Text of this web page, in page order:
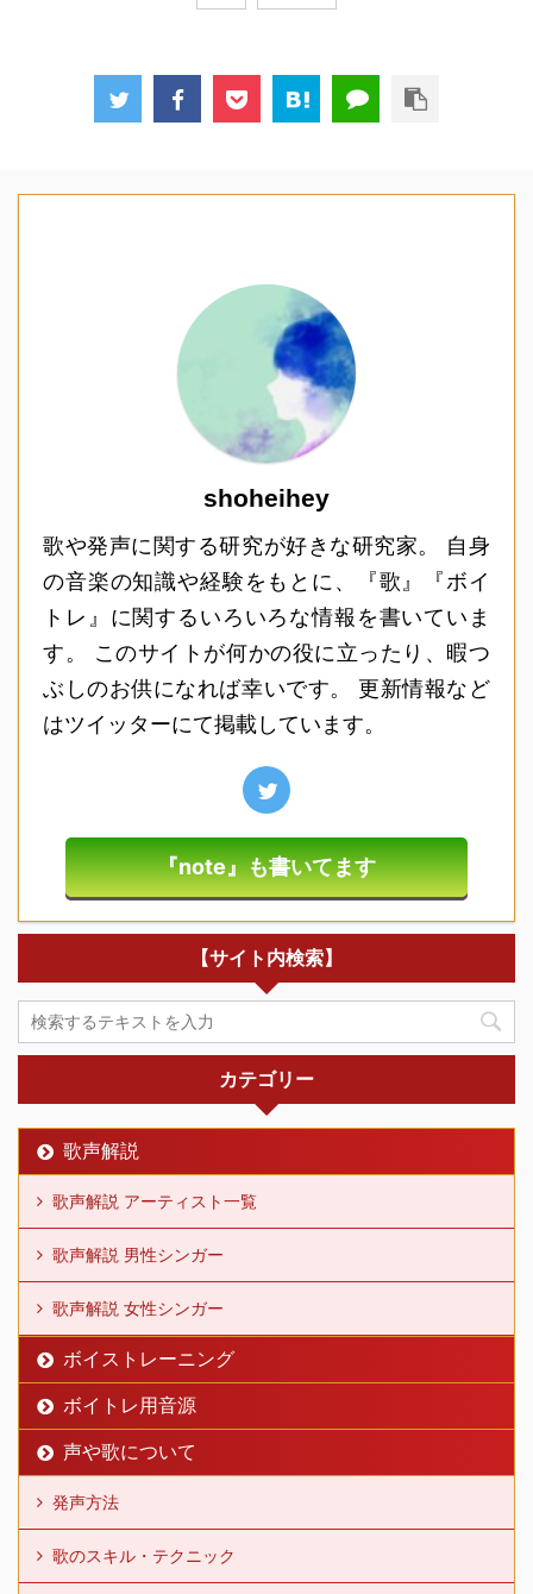
shoheihey
歌や発声に関する研究が好きな研究家。 自身
の音楽の知識や経験をもとに、『歌』『ボイ
トレ』に関するいろいろな情報を書いていま
す。 このサイトが何かの役に立ったり、暇つ
ぶしのお供になれば幸いです。 更新情報など
はツイッターにて掲載しています。
『note』も書いてます
【サイト内検索】
カテゴリー
歌声解説
歌声解説 アーティスト一覧
歌声解説 男性シンガー
歌声解説 女性シンガー
ボイストレーニング
ボイトレ用音源
声や歌について
発声方法
歌のスキル・テクニック